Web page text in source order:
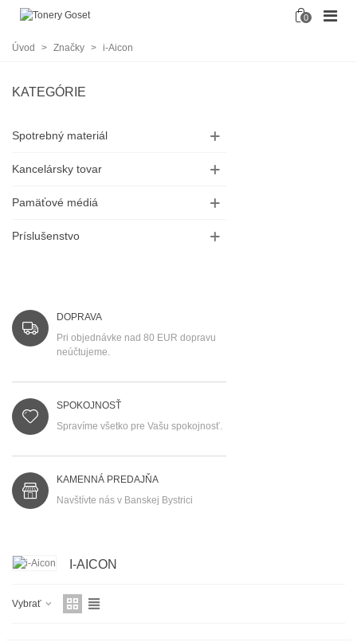
0
Úvod > Značky > i-Aicon
KATEGÓRIE
Spotrebný materiál
Kancelársky tovar
Pamäťové médiá
Príslušenstvo
DOPRAVA
Pri objednávke nad 80 EUR dopravu
neúčtujeme.
SPOKOJNOSŤ
Spravíme všetko pre Vašu spokojnosť.
KAMENNÁ PREDAJŇA
Navštívte nás v Banskej Bystrici
I-AICON
Vybrať